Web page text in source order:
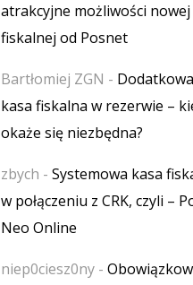
atrakcyjne możliwości
fiskalnej od Posnet
Bartłomiej ZGN - Dodatkowa
kasa fiskalna w rezerwie –
okaże się niezbędna?
zbych - Systemowa kasa
w połączeniu z CRK, czyli –
Neo Online
niep0ciesz0ny -